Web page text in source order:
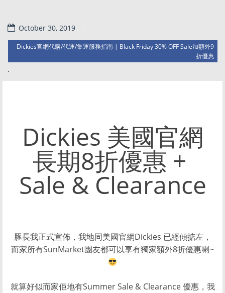
October 30, 2019
Dickies官網代購/代運/集運服務指南 | Black Friday 30% OFF Sale加額外9
折優惠
.
Dickies 美國官網
長期8折優惠 +
Sale & Clearance
豚長我正式宣佈，我地同美國官網Dickies 已經傾掂左，
而家所有SunMarket團友都可以享有獨家額外8折優惠喇~
就算好似而家佢地有Summer Sale & Clearance 優惠，我